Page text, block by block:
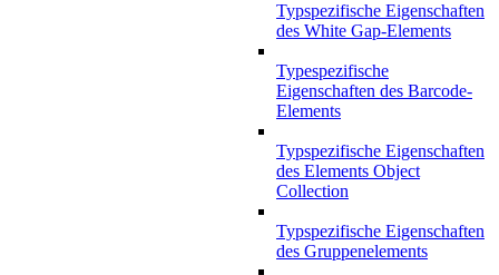
Typspezifische Eigenschaften
des White Gap-Elements
Typespezifische
Eigenschaften des Barcode-
Elements
Typspezifische Eigenschaften
des Elements Object
Collection
Typspezifische Eigenschaften
des Gruppenelements